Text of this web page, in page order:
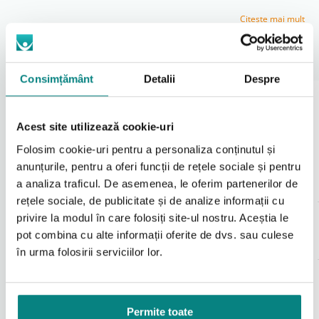
Consimțământ Detalii Despre
Acest site utilizează cookie-uri
Folosim cookie-uri pentru a personaliza conținutul și
anunțurile, pentru a oferi funcții de rețele sociale și pentru
a analiza traficul. De asemenea, le oferim partenerilor de
rețele sociale, de publicitate și de analize informații cu
privire la modul în care folosiți site-ul nostru. Aceștia le
pot combina cu alte informații oferite de dvs. sau culese
în urma folosirii serviciilor lor.
Permite toate
mai lungă. Acest aspect este important mai ales
pentru utilizatorii care folosesc aparatul zilnic.
Înlocuirea regulată a filtrului este o operațiune
simplă, dar esențială. Respectarea recomandărilor de
întreținere contribuie la siguranța utilizării zilnice și la
eficiența terapiei CPAP.
Rolul filtrului în utilizarea zilnică
Reține particulele de praf din aerul aspirat.
Protejează componentele interne ale aparatului
CPAP.
Contribuie la menținerea performanței pe
termen lung.
Utilizare și întreținere
Se verifică periodic, conform indicațiilor
producătorului.
Se înlocuiește atunci când prezintă depuneri
Citeşte mai mult
Produse Recomandate
35%
price
was:
3150 lei.
price
is:
2061 lei.
Umidificator H60 pentru
CPAP RESmart GII
742lei
Adaugă în coș